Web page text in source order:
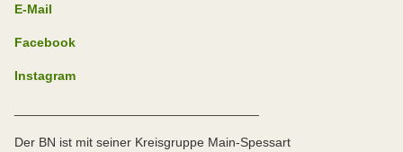
E-Mail
Facebook
Instagram
Der BN ist mit seiner Kreisgruppe Main-Spessart